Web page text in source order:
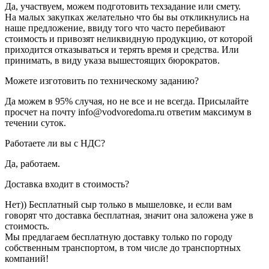
Да, участвуем, можем подготовить техзадание или смету.
На малых закупках желательно что бы вы откликнулись на
наше предложение, ввиду того что часто перебивают
стоимость и привозят неликвидную продукцию, от которой
приходится отказываться и терять время и средства. Или
принимать, в виду указа вышестоящих бюрократов.
Можете изготовить по техническому заданию?
Да можем в 95% случая, но не все и не всегда. Присылайте
просчет на почту info@vodvoredoma.ru ответим максимум в
течении суток.
Работаете ли вы с НДС?
Да, работаем.
Доставка входит в стоимость?
Нет)) Бесплатный сыр только в мышеловке, и если вам
говорят что доставка бесплатная, значит она заложена уже в
стоимость.
Мы предлагаем бесплатную доставку только по городу
собственным транспортом, в том числе до транспортных
компаний!